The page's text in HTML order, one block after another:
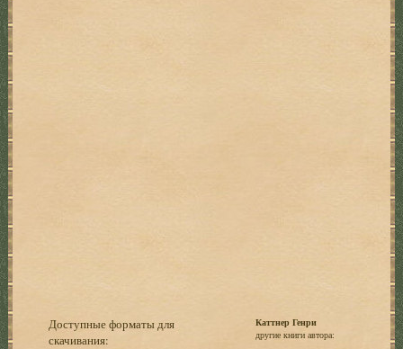
Доступные форматы для
скачивания:
Каттнер Генри
другие книги автора: